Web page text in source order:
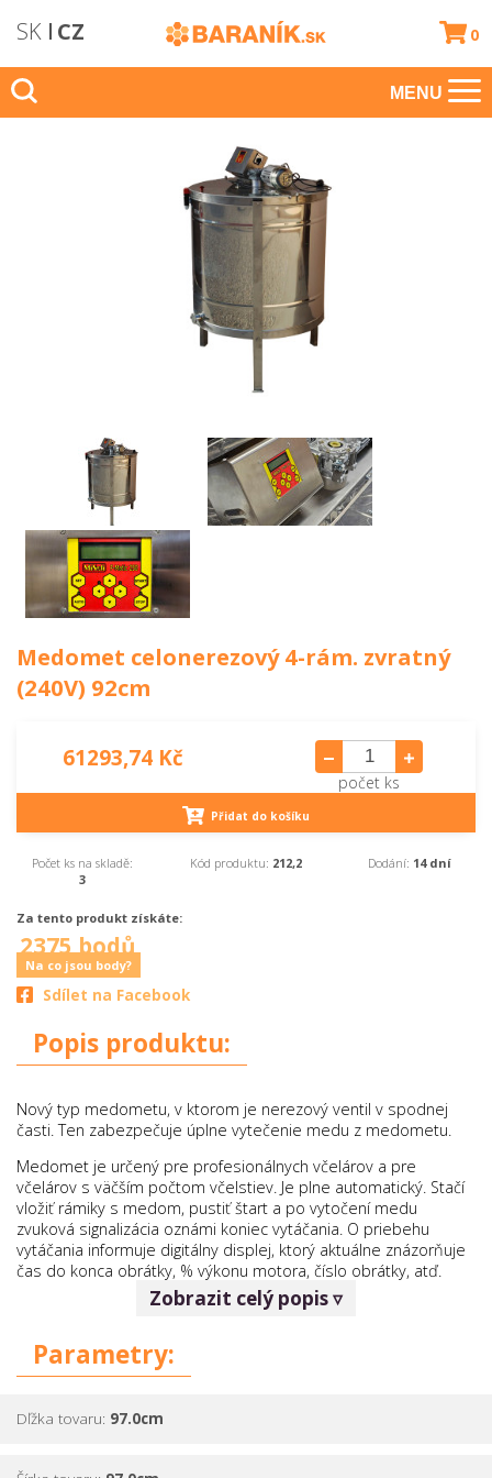
SK CZ 0
MENU
Medomet celonerezový 4-rám. zvratný
(240V) 92cm
61293,74 Kč
počet ks
Přidat do košíku
Počet ks na skladě:
3
Kód produktu: 212,2 Dodání: 14 dní
Za tento produkt získáte:
2375 bodů
Na co jsou body?
Sdílet na Facebook
Popis produktu:
Nový typ medometu, v ktorom je nerezový ventil v spodnej
časti. Ten zabezpečuje úplne vytečenie medu z medometu.
Medomet je určený pre profesionálnych včelárov a pre
včelárov s väčším počtom včelstiev. Je plne automatický. Stačí
vložiť rámiky s medom, pustiť štart a po vytočení medu
zvuková signalizácia oznámi koniec vytáčania. O priebehu
vytáčania informuje digitálny displej, ktorý aktuálne znázorňuje
čas do konca obrátky, % výkonu motora, číslo obrátky, atď.
Počas samotného točenia sa dajú meniť hodnoty (čas obrátky,
% výkonu), ktoré sa automaticky ukladajú do pamäte.
ovládanie je jednoduché, ľahko zvládnuteľné. Ovládanie má aj
funkciu „ručné ovládanie“ vtedy medomet funguje ako keby mal
nerezový robustnej konštrukcie s pevnou osou v ložiskách
Zobrazit celý popis ▿
Parametry:
Dľžka tovaru: 97.0cm